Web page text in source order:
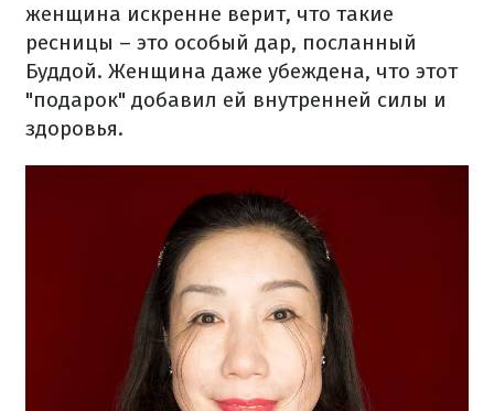
женщина искренне верит, что такие
ресницы – это особый дар, посланный
Буддой. Женщина даже убеждена, что этот
"подарок" добавил ей внутренней силы и
здоровья.